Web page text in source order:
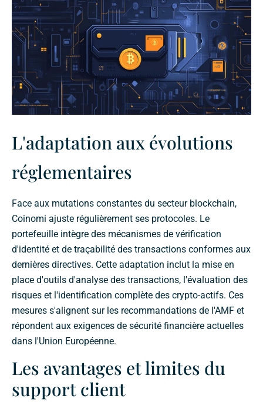
L'adaptation aux évolutions
réglementaires
Face aux mutations constantes du secteur blockchain,
Coinomi ajuste régulièrement ses protocoles. Le
portefeuille intègre des mécanismes de vérification
d'identité et de traçabilité des transactions conformes aux
dernières directives. Cette adaptation inclut la mise en
place d'outils d'analyse des transactions, l'évaluation des
risques et l'identification complète des crypto-actifs. Ces
mesures s'alignent sur les recommandations de l'AMF et
répondent aux exigences de sécurité financière actuelles
dans l'Union Européenne.
Les avantages et limites du
support client